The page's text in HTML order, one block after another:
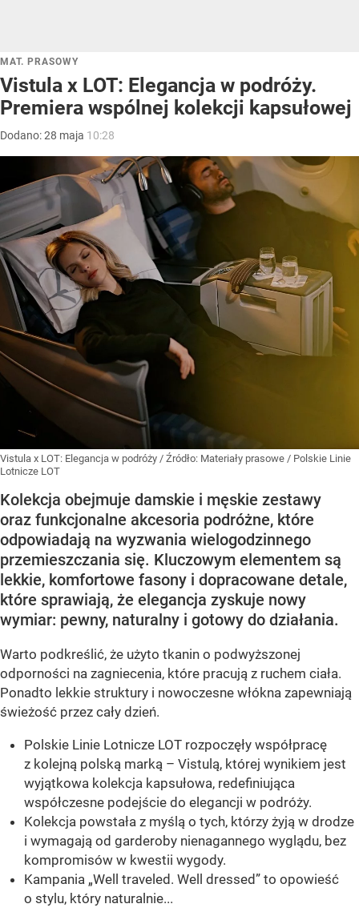
MAT. PRASOWY
Vistula x LOT: Elegancja w podróży.
Premiera wspólnej kolekcji kapsułowej
Dodano:28 maja 10:28
Vistula x LOT: Elegancja w podróży / Źródło: Materiały prasowe / Polskie Linie
Lotnicze LOT
Kolekcja obejmuje damskie i męskie zestawy
oraz funkcjonalne akcesoria podróżne, które
odpowiadają na wyzwania wielogodzinnego
przemieszczania się. Kluczowym elementem są
lekkie, komfortowe fasony i dopracowane detale,
które sprawiają, że elegancja zyskuje nowy
wymiar: pewny, naturalny i gotowy do działania.
Warto podkreślić, że użyto tkanin o podwyższonej
odporności na zagniecenia, które pracują z ruchem ciała.
Ponadto lekkie struktury i nowoczesne włókna zapewniają
świeżość przez cały dzień.
Polskie Linie Lotnicze LOT rozpoczęły współpracę
z kolejną polską marką – Vistulą, której wynikiem jest
wyjątkowa kolekcja kapsułowa, redefiniująca
współczesne podejście do elegancji w podróży.
Kolekcja powstała z myślą o tych, którzy żyją w drodze
i wymagają od garderoby nienagannego wyglądu, bez
kompromisów w kwestii wygody.
Kampania „Well traveled. Well dressed” to opowieść
o stylu, który naturalnie...